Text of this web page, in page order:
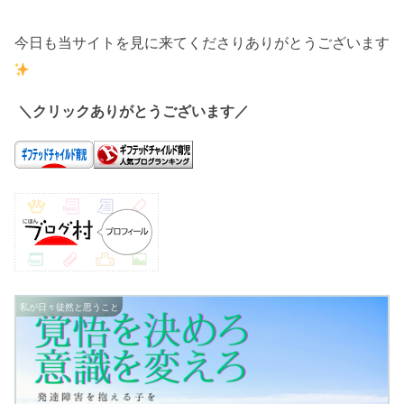
今日も当サイトを見に来てくださりありがとうございます
＼クリックありがとうございます／
私が日々徒然と思うこと